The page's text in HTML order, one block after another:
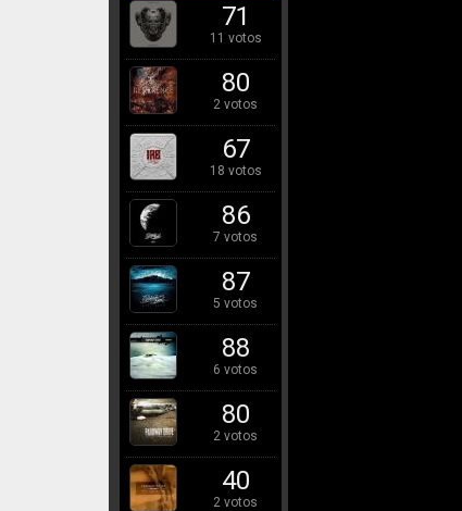
71
11 votos
80
2 votos
67
18 votos
86
7 votos
87
5 votos
88
6 votos
80
2 votos
40
2 votos